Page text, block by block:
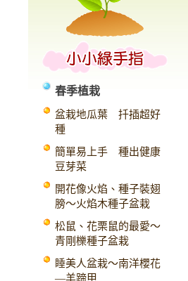
春季植栽
盆栽地瓜葉 扦插超好
種
簡單易上手 種出健康
豆芽菜
開花像火焰、種子裝翅
膀～火焰木種子盆栽
松鼠、花栗鼠的最愛～
青剛櫟種子盆栽
睡美人盆栽～南洋櫻花
—羊蹄甲